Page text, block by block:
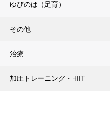
ゆびのば（足育）
その他
治療
加圧トレーニング・HIIT